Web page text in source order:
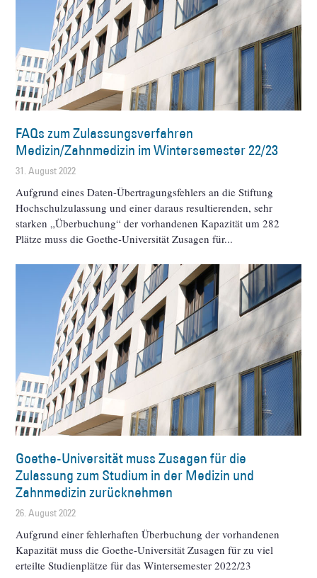
FAQs zum Zulassungsverfahren
Medizin/Zahnmedizin im Wintersemester 22/23
31. August 2022
Aufgrund eines Daten-Übertragungsfehlers an die Stiftung
Hochschulzulassung und einer daraus resultierenden, sehr
starken „Überbuchung“ der vorhandenen Kapazität um 282
Plätze muss die Goethe-Universität Zusagen für
Goethe-Universität muss Zusagen für die
Zulassung zum Studium in der Medizin und
Zahnmedizin zurücknehmen
26. August 2022
Aufgrund einer fehlerhaften Überbuchung der vorhandenen
Kapazität muss die Goethe-Universität Zusagen für zu viel
erteilte Studienplätze für das Wintersemester 2022/23